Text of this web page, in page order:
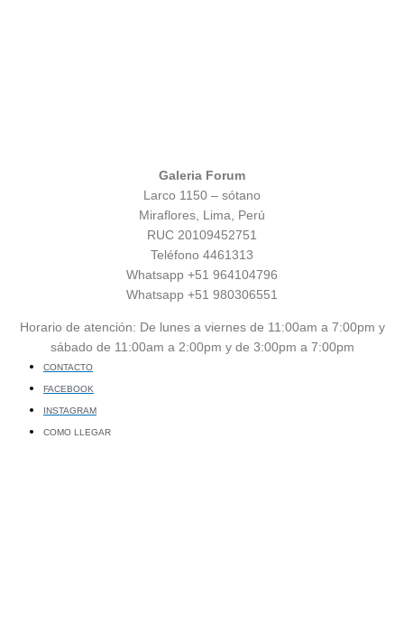
Galeria Forum
Larco 1150 – sótano
Miraflores, Lima, Perú
RUC 20109452751
Teléfono 4461313
Whatsapp +51 964104796
Whatsapp +51 980306551
Horario de atención: De lunes a viernes de 11:00am a 7:00pm y
sábado de 11:00am a 2:00pm y de 3:00pm a 7:00pm
CONTACTO
FACEBOOK
INSTAGRAM
COMO LLEGAR